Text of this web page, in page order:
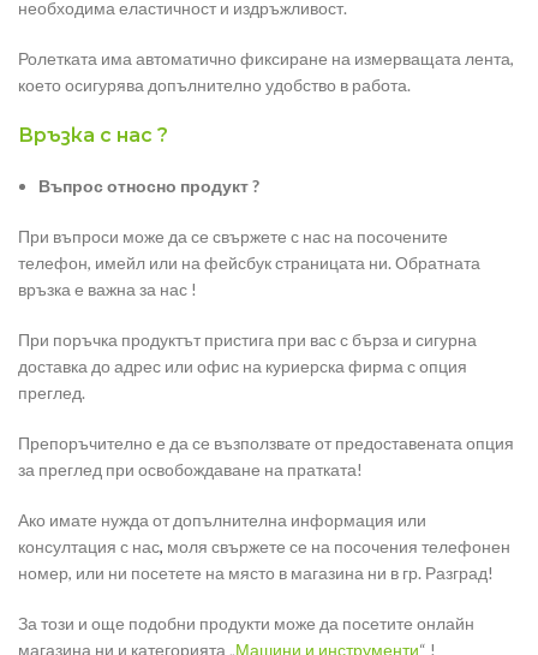
необходима еластичност и издръжливост.
Ролетката има автоматично фиксиране на измерващата лента,
което осигурява допълнително удобство в работа.
Връзка с нас ?
Въпрос относно продукт ?
При въпроси може да се свържете с нас на посочените
телефон, имейл или на фейсбук страницата ни. Обратната
връзка е важна за нас !
При поръчка продуктът пристига при вас с бърза и сигурна
доставка до адрес или офис на куриерска фирма с опция
преглед.
Препоръчително е да се възползвате от предоставената опция
за преглед при освобождаване на пратката!
Ако имате нужда от допълнителна информация или
консултация с нас, моля свържете се на посочения телефонен
номер, или ни посетете на място в магазина ни в гр. Разград!
За този и още подобни продукти може да посетите онлайн
магазина ни и категорията „Машини и инструменти“ !